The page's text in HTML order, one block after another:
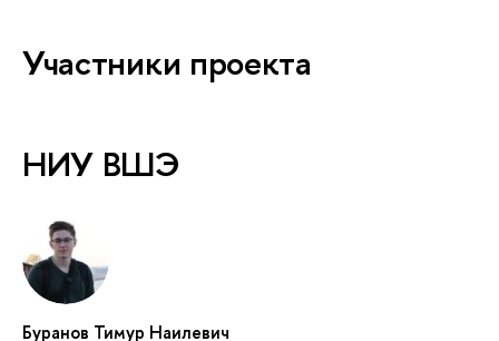
Участники проекта
НИУ ВШЭ
Буранов Тимур Наилевич